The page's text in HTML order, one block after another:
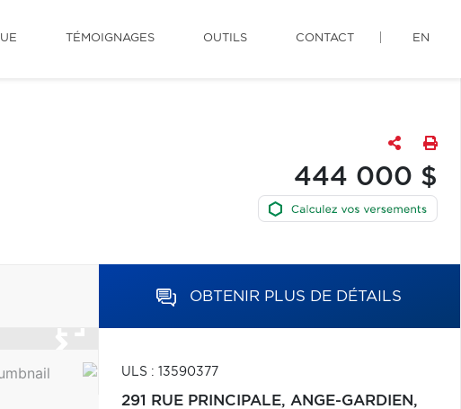
TÉMOIGNAGES OUTILS CONTACT EN
444 000 $
OBTENIR PLUS DE DÉTAILS
ULS : 13590377
291 RUE PRINCIPALE, ANGE-GARDIEN,